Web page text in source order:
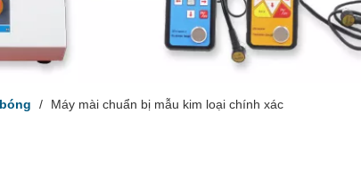
/ Máy mài chuẩn bị mẫu kim loại chính xác